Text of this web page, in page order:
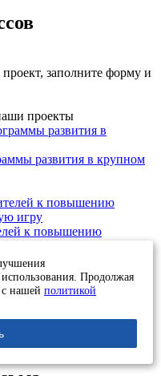
заполните форму и
проекты
развития в крупном
к повышению
игру
фабрика будущего
Продолжая
с нашей политикой